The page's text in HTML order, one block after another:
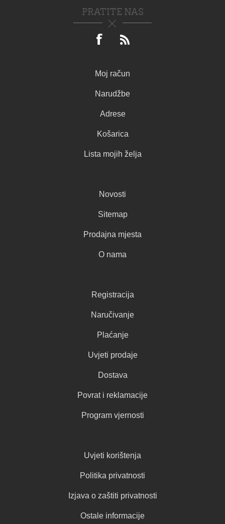
PRATITE NAS
Moj račun
Narudžbe
Adrese
Košarica
Lista mojih želja
Novosti
Sitemap
Prodajna mjesta
O nama
Registracija
Naručivanje
Plaćanje
Uvjeti prodaje
Dostava
Povrat i reklamacije
Program vjernosti
Uvjeti korištenja
Politika privatnosti
Izjava o zaštiti privatnosti
Ostale informacije